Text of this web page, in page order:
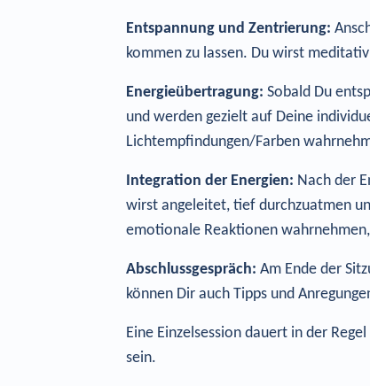
Entspannung und Zentrierung:
kommen zu lassen. Du wirst
Energieübertragung: Sobald Du
und werden gezielt auf Deine
Lichtempfindungen/Farben
Integration der Energien: Nach der
wirst angeleitet, tief durchzuatmen
emotionale Reaktionen
Abschlussgespräch: Am Ende der
können Dir auch Tipps und
Eine Einzelsession dauert in der
sein.